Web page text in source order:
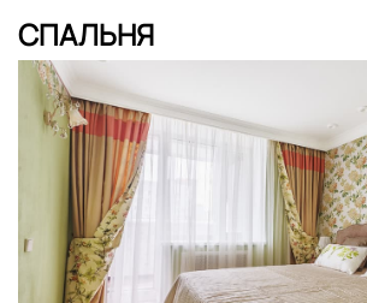
СПАЛЬНЯ